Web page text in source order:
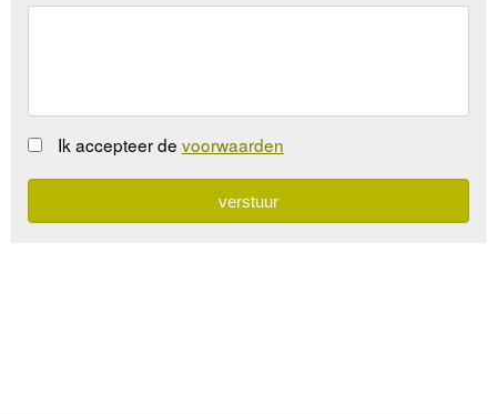
Ik accepteer de voorwaarden